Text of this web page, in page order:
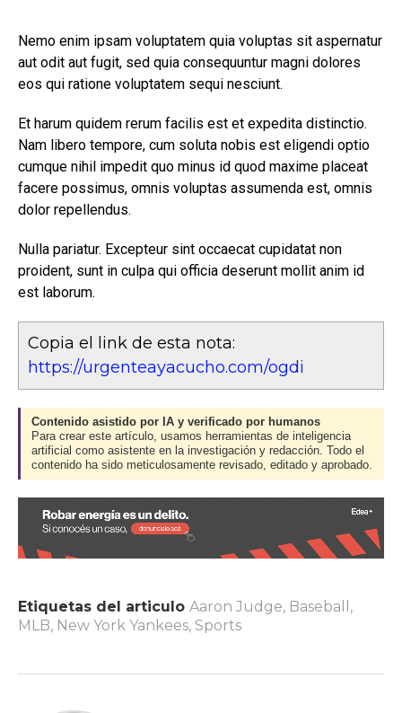
Nemo enim ipsam voluptatem quia voluptas sit aspernatur
aut odit aut fugit, sed quia consequuntur magni dolores
eos qui ratione voluptatem sequi nesciunt.
Et harum quidem rerum facilis est et expedita distinctio.
Nam libero tempore, cum soluta nobis est eligendi optio
cumque nihil impedit quo minus id quod maxime placeat
facere possimus, omnis voluptas assumenda est, omnis
dolor repellendus.
Nulla pariatur. Excepteur sint occaecat cupidatat non
proident, sunt in culpa qui officia deserunt mollit anim id
est laborum.
Copia el link de esta nota:
https://urgenteayacucho.com/ogdi
Contenido asistido por IA y verificado por humanos
Para crear este artículo, usamos herramientas de inteligencia
artificial como asistente en la investigación y redacción. Todo el
contenido ha sido meticulosamente revisado, editado y aprobado.
Etiquetas del articulo Aaron Judge, Baseball ,
MLB, New York Yankees, Sports